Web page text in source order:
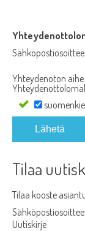
Yhteydenoton aihe
Lähetä
Tilaa
Tilaa kooste
Uutiskirje